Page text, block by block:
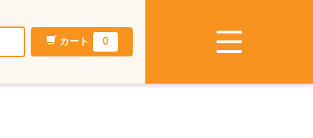
カート 0